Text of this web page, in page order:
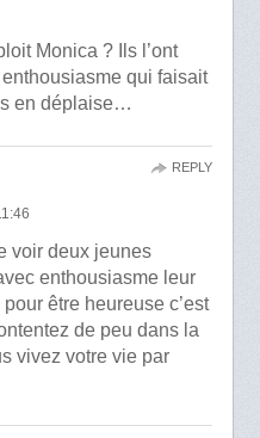
Monica ? Ils l’ont
qui faisait
en déplaise…
voir deux jeunes
enthousiasme leur
être heureuse c’est
de peu dans la
vivez votre vie par
REPLY